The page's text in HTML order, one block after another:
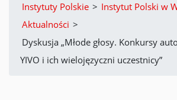
Instytuty Polskie > Instytut Polski w
Aktualności >
Dyskusja „Młode głosy. Konkursy
YIVO i ich wielojęzyczni uczestnicy”